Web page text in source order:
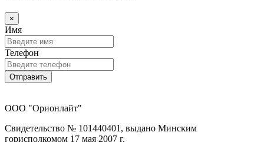
×
Имя
Телефон
Отправить
ООО "Орионлайт"
Свидетельство № 101440401, выдано Минским
горисполкомом 17 мая 2007 г.